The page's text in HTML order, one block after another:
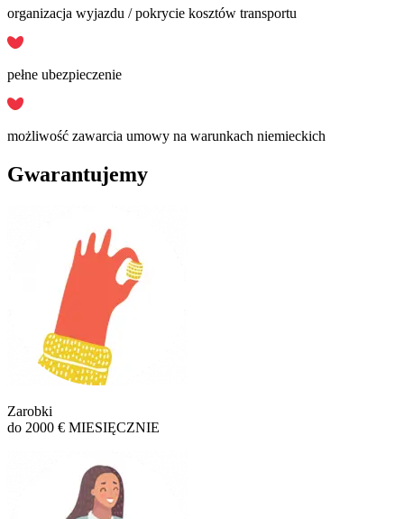
organizacja wyjazdu / pokrycie kosztów transportu
pełne ubezpieczenie
możliwość zawarcia umowy na warunkach niemieckich
Gwarantujemy
Zarobki
do 2000 € MIESIĘCZNIE